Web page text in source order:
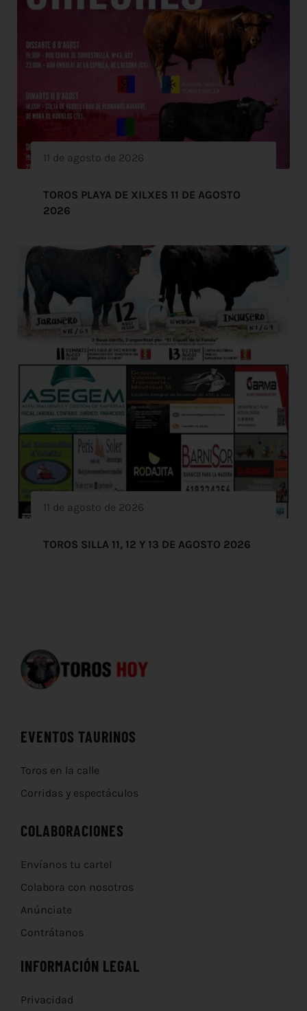
11 de agosto de 2026
TOROS PLAYA DE XILXES 11 DE AGOSTO
2026
11 de agosto de 2026
TOROS SILLA 11, 12 Y 13 DE AGOSTO 2026
EVENTOS TAURINOS
Toros en la calle
Corridas y espectáculos
COLABORACIONES
Envíanos tu cartel
Colabora con nosotros
Anúnciate
Contrátanos
INFORMACIÓN LEGAL
Privacidad